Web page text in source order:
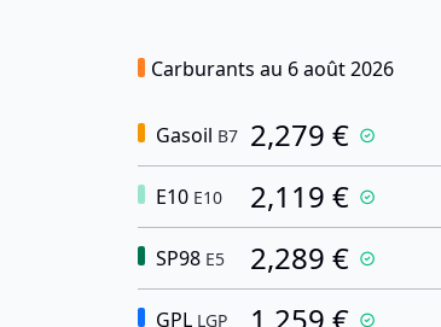
Carburants au 6 août 2026
Gasoil B7 2,279 €
E10 E10 2,119 €
SP98 E5 2,289 €
GPL LGP